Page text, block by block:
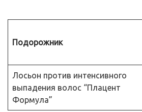
Подорожник
Лосьон против интенсивного
выпадения волос “Плацент
Формула”